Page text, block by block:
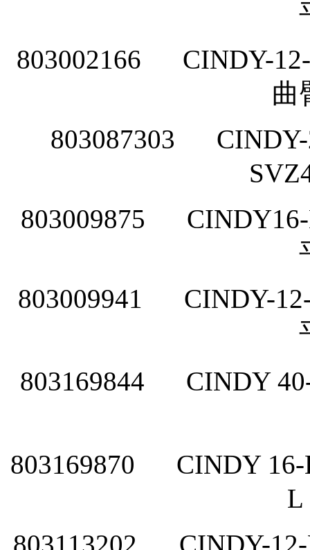
803002166
CINDY-
曲
803087303
803009875
803009941
CINDY-
803169844
CINDY
803169870
CINDY
L